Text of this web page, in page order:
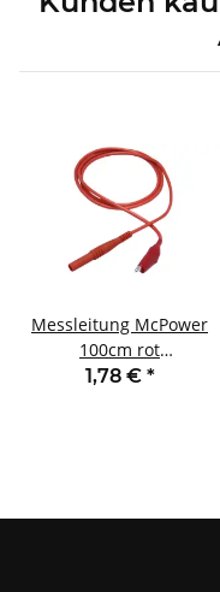
Messleitung McPower
100cm rot
Sicherheitsstecker ->
1,78 € *